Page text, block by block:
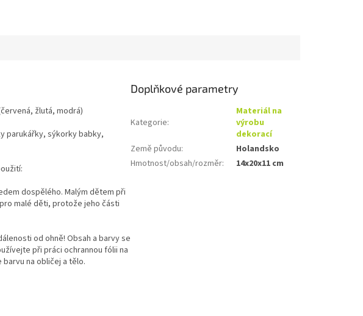
žlutá, modrá)
parukářky, sýkorky babky,
dospělého. Malým dětem při
malé děti, protože jeho části
od ohně! Obsah a barvy se
při práci ochrannou fólii na
na obličej a tělo.
Doplňkové parametry
Kategorie:
Materiál na
výrobu
dekorací
Země původu:
Holandsko
Hmotnost/obsah/rozměr: 14x20x11 cm